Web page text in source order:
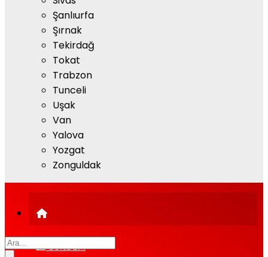
Şanlıurfa
Şırnak
Tekirdağ
Tokat
Trabzon
Tunceli
Uşak
Van
Yalova
Yozgat
Zonguldak
GÜNDEM